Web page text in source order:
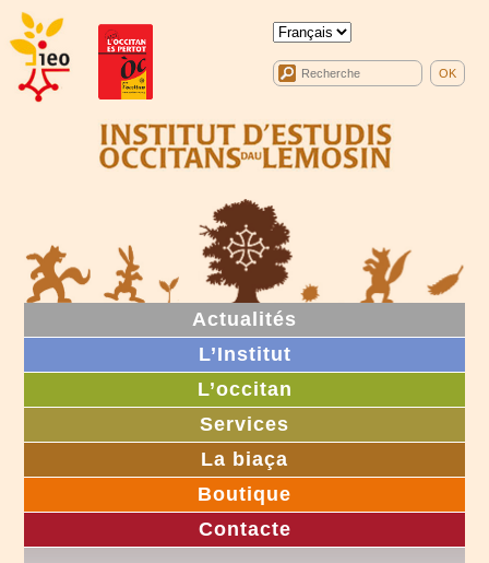
Actualités
L’Institut
L’occitan
Services
La biaça
Boutique
Contacte